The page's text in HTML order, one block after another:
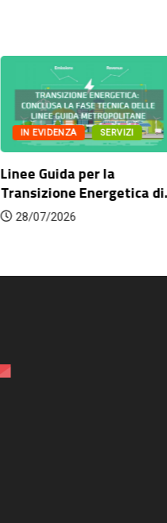
IN EVIDENZA SERVIZI
Linee Guida per la
Transizione Energetica di...
28/07/2026